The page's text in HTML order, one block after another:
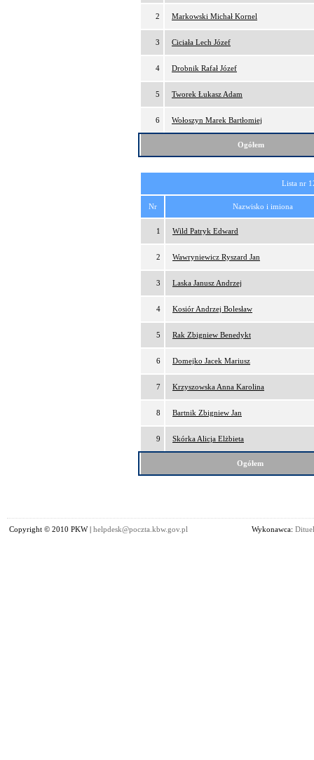
2 Markowski Michał Kornel
3 Ciciała Lech Józef
4 Drobnik Rafał Józef
5 Tworek Łukasz Adam
6 Wołoszyn Marek Bartłomiej
Ogółem
Lista nr
Nr Nazwisko i imiona
1 Wild Patryk Edward
2 Wawryniewicz Ryszard Jan
3 Laska Janusz Andrzej
4 Kosiór Andrzej Bolesław
5 Rak Zbigniew Benedykt
6 Domejko Jacek Mariusz
7 Krzyszowska Anna Karolina
8 Bartnik Zbigniew Jan
9 Skórka Alicja Elżbieta
Ogółem
Copyright © 2010 PKW | helpdesk@poczta.kbw.gov.pl Wykonawca: